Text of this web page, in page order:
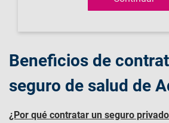
Beneficios de
seguro de salud de
¿Por qué contratar un seguro